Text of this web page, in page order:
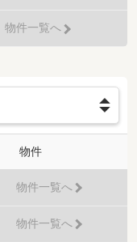
物件一覧へ
物件
物件一覧へ
物件一覧へ